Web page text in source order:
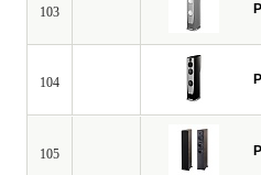
103
104
105